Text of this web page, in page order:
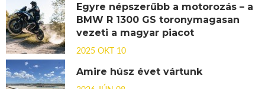
Egyre népszerűbb a motorozás – a
BMW R 1300 GS toronymagasan
vezeti a magyar piacot
2025 OKT 10
Amire húsz évet vártunk